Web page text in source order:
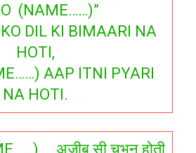
(NAME……)”
DIL KI BIMAARI NA
HOTI,
AAP ITNI PYARI
NA HOTI.
. , अजीब सी चुभन होती